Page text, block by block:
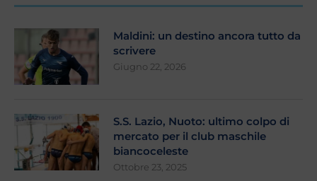
Maldini: un destino ancora tutto da
scrivere
Giugno 22, 2026
S.S. Lazio, Nuoto: ultimo colpo di
mercato per il club maschile
biancoceleste
Ottobre 23, 2025